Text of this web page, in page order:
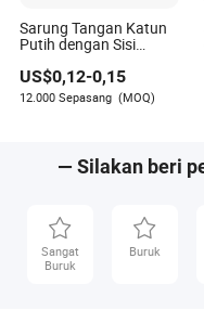
Sarung Tangan Katun
Putih dengan Sisi
PVC Hitam untuk
Pekerjaan
US$0,12-0,15
12.000 Sepasang (MOQ)
— Silakan beri
Sangat
Buruk
Buruk